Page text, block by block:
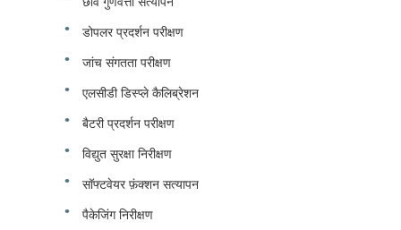
डोपलर प्रदर्शन परीक्षण
जांच संगतता परीक्षण
एलसीडी डिस्प्ले कैलिब्रेशन
बैटरी प्रदर्शन परीक्षण
विद्युत सुरक्षा निरीक्षण
सॉफ्टवेयर फ़ंक्शन सत्यापन
पैकेजिंग निरीक्षण